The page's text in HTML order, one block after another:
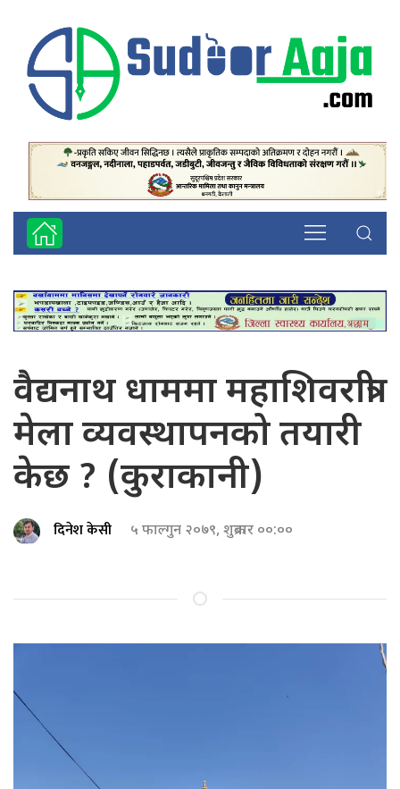
वैद्यनाथ धाममा महाशिवरात्री
मेला व्यवस्थापनको तयारी
केछ ? (कुराकानी)
दिनेश केसी ५ फाल्गुन २०७९, शुक्रबार ००:००